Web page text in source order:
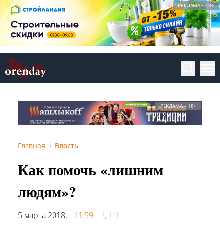
РЕКЛАМА • 18+
РЕКЛАМА • 18+
Главная Власть
Как помочь «лишним
людям»?
5 марта 2018, 11:59
1